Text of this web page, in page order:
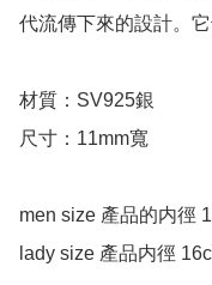
代流傳下來的設計。
材質：SV925銀
尺寸：11mm寬
men size 產品的内徑
lady size 產品内徑